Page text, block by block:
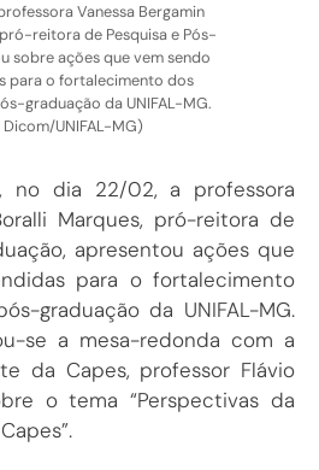
Vanessa Bergamin
reitora de Pesquisa e Pós-
sobre ações que vem sendo
para o fortalecimento dos
graduação da UNIFAL-MG.
UNIFAL-MG)
no dia 22/02, a professora
Marques, pró-reitora de
apresentou ações que
para o fortalecimento
graduação da UNIFAL-MG.
se a mesa-redonda com a
da Capes, professor Flávio
o tema “Perspectivas da